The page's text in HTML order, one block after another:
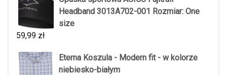
Headband 3013A702-001 Rozmiar: One
size
59,99 zł
Eterna Koszula - Modern fit - w kolorze
niebiesko-białym